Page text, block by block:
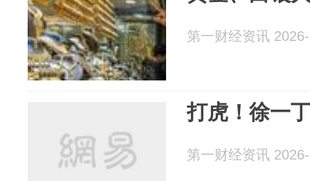
第一财经资讯
打虎！徐一
第一财经资讯